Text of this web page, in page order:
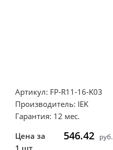
Артикул: FP-R11-16-K03
Производитель: IEK
Гарантия: 12 мес.
Цена за
1 шт.
546.42 руб.